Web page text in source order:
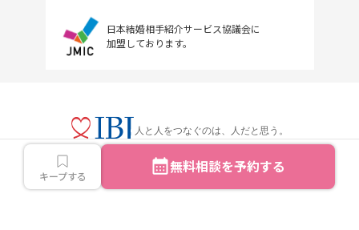
キープする 無料相談を予約する
日本結婚相手紹介サービス協議会に
加盟しております。
人と人をつなぐのは、人だと思う。